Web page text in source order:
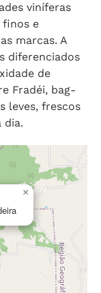
viníferas
finos e
marcas. A
diferenciados
de
Fradéi, bag-
leves, frescos
dia.
×